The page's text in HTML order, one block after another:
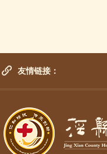
友情链接：